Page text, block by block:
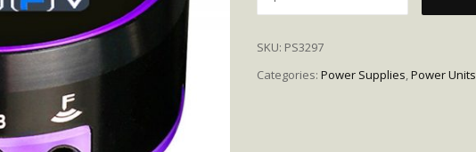
SKU: PS3297
Categories: Power Supplies,Power Units